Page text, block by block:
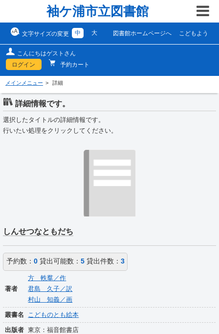
袖ケ浦市立図書館
文字サイズの変更 中 大 図書館ホームページへ こどもよう
こんにちはゲストさん
ログイン
予約カート
メインメニュー 詳細
詳細情報です。
選択したタイトルの詳細情報です。
行いたい処理をクリックしてください。
しんせつなともだち
予約数： 0貸出可能数： 5貸出件数： 3
著者
方 軼羣／作
君島 久子／訳
村山 知義／画
叢書名 こどものとも絵本
出版者 東京：福音館書店